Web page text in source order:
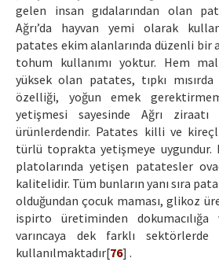
gelen insan gıdalarından olan
Ağrı’da hayvan yemi olarak
patates ekim alanlarında düzenli bir
tohum kullanımı yoktur. Hem
yüksek olan patates, tıpkı
özelliği, yoğun emek
yetişmesi sayesinde Ağrı
ürünlerdendir. Patates killi ve
türlü toprakta yetişmeye uygundur.
platolarında yetişen patatesler
kalitelidir. Tüm bunların yanı sıra
olduğundan çocuk maması, glikoz
ispirto üretiminden
varıncaya dek farklı
kullanılmaktadır[76] .